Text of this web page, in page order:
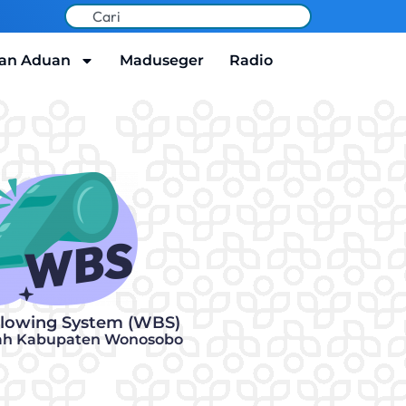
Aduan Maduseger Radio
System (WBS)
Kabupaten Wonosobo